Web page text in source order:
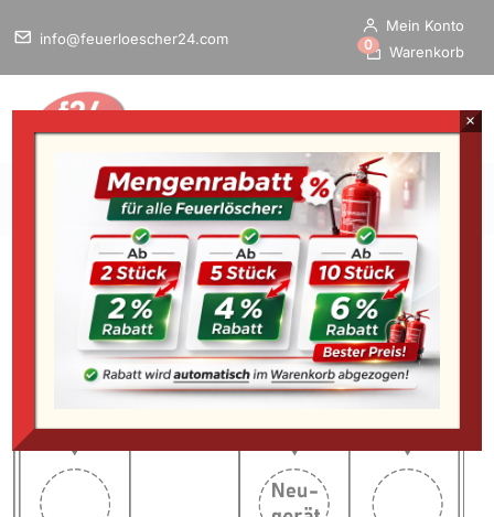
info@feuerloescher24.com
Mein Konto
Warenkorb
0
Startseite»König 5 kg CO2 Feuerlöscher DIN EN 3
×